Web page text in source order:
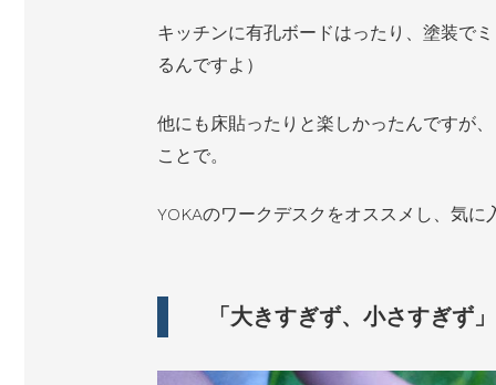
キッチンに有孔ボードはったり、塗装で
るんですよ）
他にも床貼ったりと楽しかったんですが
ことで。
YOKAのワークデスクをオススメし、気に
「大きすぎず、小さすぎず